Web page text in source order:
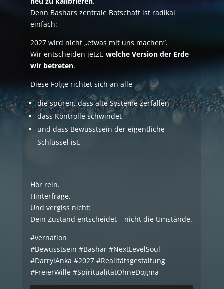
Denn Bashars zentrale Botschaft ist radikal
einfach:
2027 wird nicht „etwas mit uns machen“.
Wir entscheiden jetzt, welche Version der Erde
wir betreten.
Diese Folge richtet sich an alle,
die spüren, dass alte Systeme zerfallen,
dass Kontrolle schwindet
und dass Bewusstsein der eigentliche
Schlüssel ist.
Hör rein.
Hinterfrage.
Und vergiss nicht:
Dein Zustand entscheidet – nicht die Umstände.
#vernation
#Bewusstsein #Bashar #NextLevelSoul
#DarrylAnka #2027 #Realitätsgestaltung
#FreierWille #SpiritualitätOhneDogma